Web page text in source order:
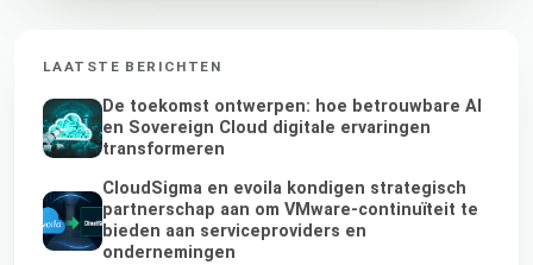
LAATSTE BERICHTEN
De toekomst ontwerpen: hoe betrouwbare AI
en Sovereign Cloud digitale ervaringen
transformeren
CloudSigma en evoila kondigen strategisch
partnerschap aan om VMware-continuïteit te
bieden aan serviceproviders en
ondernemingen